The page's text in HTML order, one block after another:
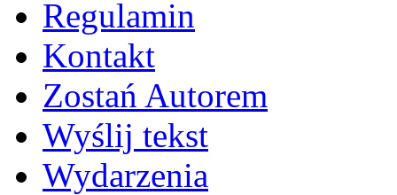
Regulamin
Kontakt
Zostań Autorem
Wyślij tekst
Wydarzenia